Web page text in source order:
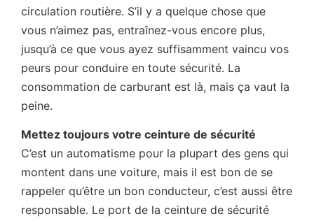
circulation routière. S’il y a quelque chose que
vous n’aimez pas, entraînez-vous encore plus,
jusqu’à ce que vous ayez suffisamment vaincu vos
peurs pour conduire en toute sécurité. La
consommation de carburant est là, mais ça vaut la
peine.
Mettez toujours votre ceinture de sécurité
C’est un automatisme pour la plupart des gens qui
montent dans une voiture, mais il est bon de se
rappeler qu’être un bon conducteur, c’est aussi être
responsable. Le port de la ceinture de sécurité